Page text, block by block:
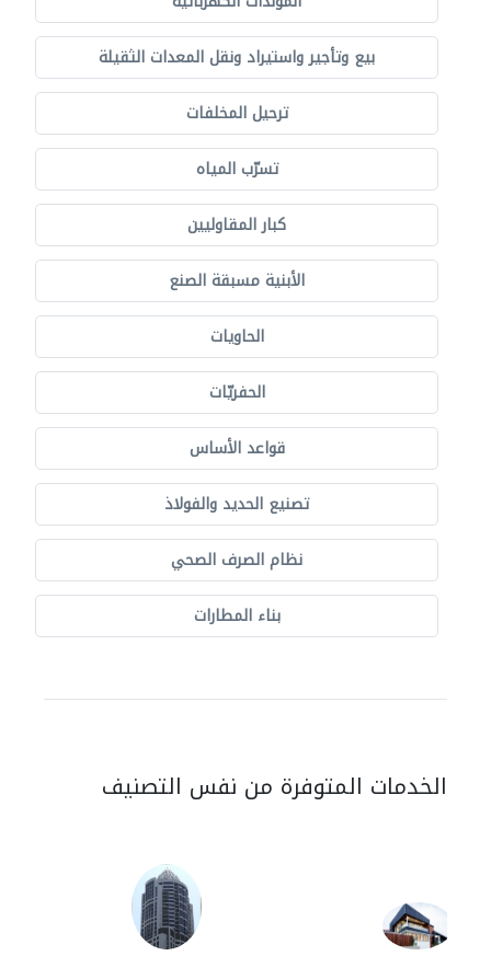
بيع وتأجير واستيراد ونقل المعدات الثقيلة
ترحيل المخلفات
تسرّب المياه
كبار المقاوليين
الأبنية مسبقة الصنع
الحاويات
الحفريّات
قواعد الأساس
تصنيع الحديد والفولاذ
نظام الصرف الصحي
بناء المطارات
الخدمات المتوفرة من نفس التصنيف